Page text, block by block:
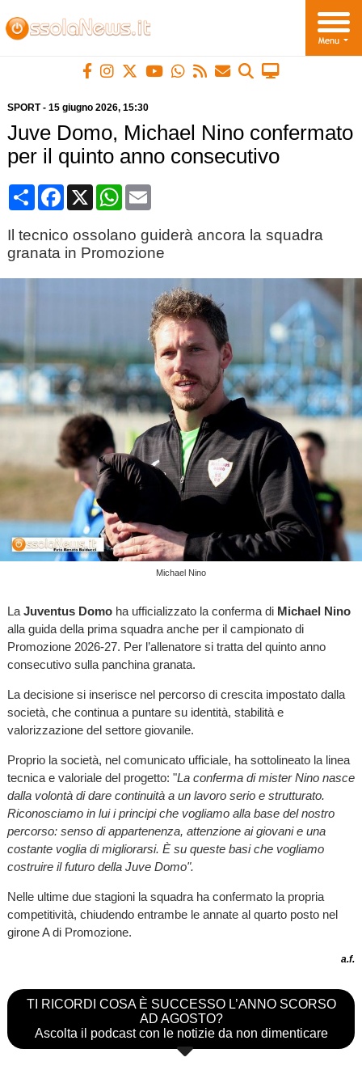
SPORT- 15 giugno 2026, 15:30
Juve Domo, Michael Nino confermato
per il quinto anno consecutivo
CondividiFacebook
X WhatsApp
Email
Il tecnico ossolano guiderà ancora la squadra
granata in Promozione
Michael Nino
La Juventus Domoha ufficializzato la conferma di Michael Nino
alla guida della prima squadra anche per il campionato di
Promozione 2026-27. Per l’allenatore si tratta del quinto anno
consecutivo sulla panchina granata.
La decisione si inserisce nel percorso di crescita impostato dalla
società, che continua a puntare su identità, stabilità e
valorizzazione del settore giovanile.
Proprio la società, nel comunicato ufficiale, ha sottolineato la linea
tecnica e valoriale del progetto: "La conferma di mister Nino nasce
dalla volontà di dare continuità a un lavoro serio e strutturato.
Riconosciamo in lui i principi che vogliamo alla base del nostro
percorso: senso di appartenenza, attenzione ai giovani e una
costante voglia di migliorarsi. È su queste basi che vogliamo
costruire il futuro della Juve Domo".
Nelle ultime due stagioni la squadra ha confermato la propria
competitività, chiudendo entrambe le annate al quarto posto nel
girone A di Promozione.
a.f.
TI RICORDI COSA È SUCCESSO L’ANNO SCORSO
AD AGOSTO?
Ascolta il podcast con le notizie da non dimenticare